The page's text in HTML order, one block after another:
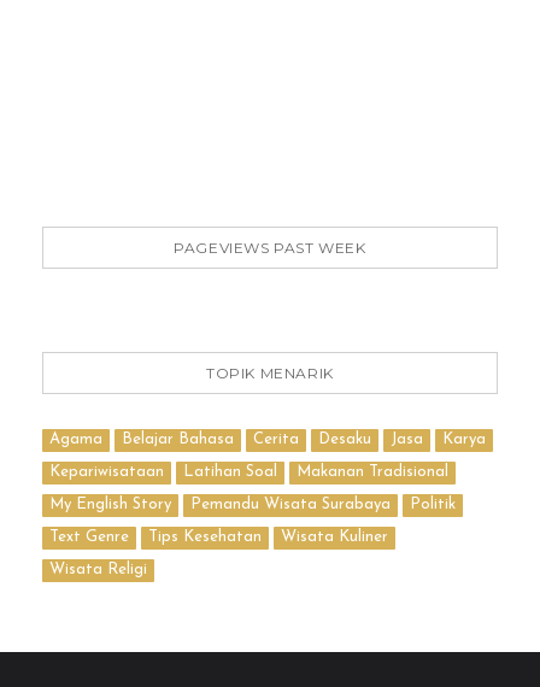
PAGEVIEWS PAST WEEK
TOPIK MENARIK
Agama Belajar Bahasa Cerita Desaku Jasa Karya
Kepariwisataan Latihan Soal Makanan Tradisional
My English Story Pemandu Wisata Surabaya Politik
Text Genre Tips Kesehatan Wisata Kuliner
Wisata Religi